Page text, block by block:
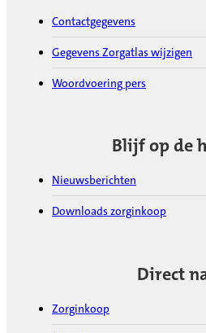
Contactgegevens
Gegevens Zorgatlas wijzigen
Woordvoering pers
Blijf op de
Nieuwsberichten
Downloads zorginkoop
Direct
Zorginkoop